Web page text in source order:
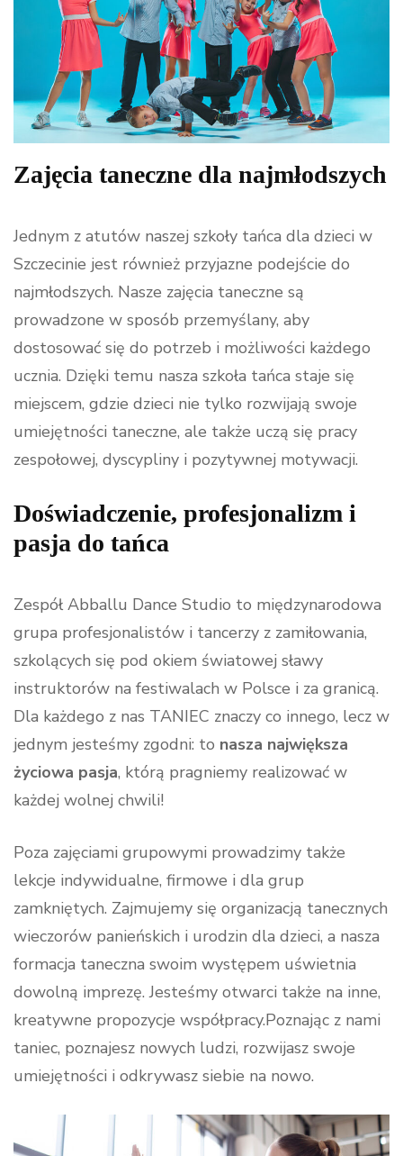
Zajęcia taneczne dla najmłodszych
Jednym z atutów naszej szkoły tańca dla dzieci w
Szczecinie jest również przyjazne podejście do
najmłodszych. Nasze zajęcia taneczne są
prowadzone w sposób przemyślany, aby
dostosować się do potrzeb i możliwości każdego
ucznia. Dzięki temu nasza szkoła tańca staje się
miejscem, gdzie dzieci nie tylko rozwijają swoje
umiejętności taneczne, ale także uczą się pracy
zespołowej, dyscypliny i pozytywnej motywacji.
Doświadczenie, profesjonalizm i
pasja do tańca
Zespół Abballu Dance Studio to międzynarodowa
grupa profesjonalistów i tancerzy z zamiłowania,
szkolących się pod okiem światowej sławy
instruktorów na festiwalach w Polsce i za granicą.
Dla każdego z nas TANIEC znaczy co innego, lecz w
jednym jesteśmy zgodni: to nasza największa
życiowa pasja, którą pragniemy realizować w
każdej wolnej chwili!
Poza zajęciami grupowymi prowadzimy także
lekcje indywidualne, firmowe i dla grup
zamkniętych. Zajmujemy się organizacją tanecznych
wieczorów panieńskich i urodzin dla dzieci, a nasza
formacja taneczna swoim występem uświetnia
dowolną imprezę. Jesteśmy otwarci także na inne,
kreatywne propozycje współpracy.Poznając z nami
taniec, poznajesz nowych ludzi, rozwijasz swoje
umiejętności i odkrywasz siebie na nowo.